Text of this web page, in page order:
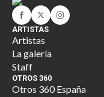
ARTISTAS
Artistas
La galería
Staff
OTROS 360
Otros 360 España